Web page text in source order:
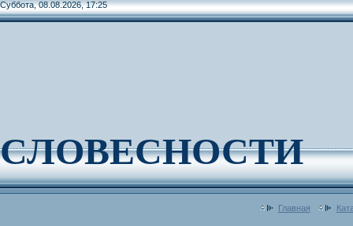
Суббота, 08.08.2026, 17:25
СЛОВЕСНОСТИ
Главная